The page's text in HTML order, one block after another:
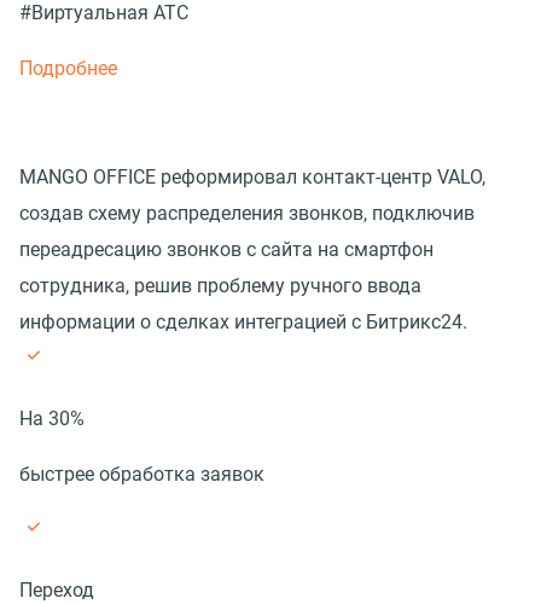
#Виртуальная АТС
Подробнее
MANGO OFFICE реформировал контакт-центр VALO,
создав схему распределения звонков, подключив
переадресацию звонков с сайта на смартфон
сотрудника, решив проблему ручного ввода
информации о сделках интеграцией с Битрикс24.
На 30%
быстрее обработка заявок
Переход